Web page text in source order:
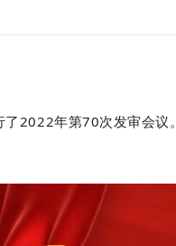
2022年第70次发审会议。